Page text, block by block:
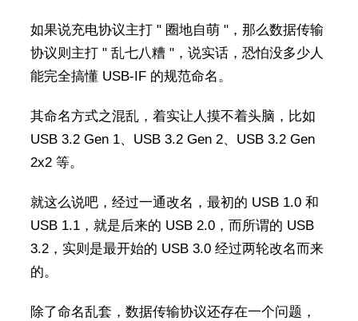
如果说充电协议主打 " 圈地自萌 "，那么数据传输
协议则主打 " 乱七八糟 "，说实话，恐怕没多少人
能完全搞懂 USB-IF 的规范命名。
其命名方式之混乱，着实让人摸不着头脑，比如
USB 3.2 Gen 1、USB 3.2 Gen 2、USB 3.2 Gen
2x2 等。
就这么说吧，经过一通改名，最初的 USB 1.0 和
USB 1.1，就是后来的 USB 2.0，而所谓的 USB
3.2，实则是最开始的 USB 3.0 经过两轮改名而来
的。
除了命名乱套，数据传输协议还存在一个问题，